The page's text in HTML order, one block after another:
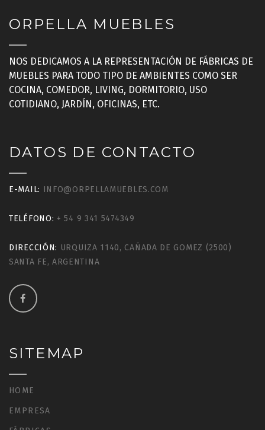
ORPELLA MUEBLES
NOS DEDICAMOS A LA REPRESENTACIÓN DE FÁBRICAS DE
MUEBLES PARA TODO TIPO DE AMBIENTES COMO SER
COCINA, COMEDOR, LIVING, DORMITORIO, USO
COTIDIANO, JARDÍN, OFICINAS, ETC.
DATOS DE CONTACTO
E-MAIL: INFO@ORPELLAMUEBLES.COM
TELÉFONO: + 54 9 341 5474349
DIRECCIÓN: URQUIZA 1140, CAÑADA DE GOMEZ (2500)
SANTA FE, ARGENTINA
SITEMAP
HOME
EMPRESA